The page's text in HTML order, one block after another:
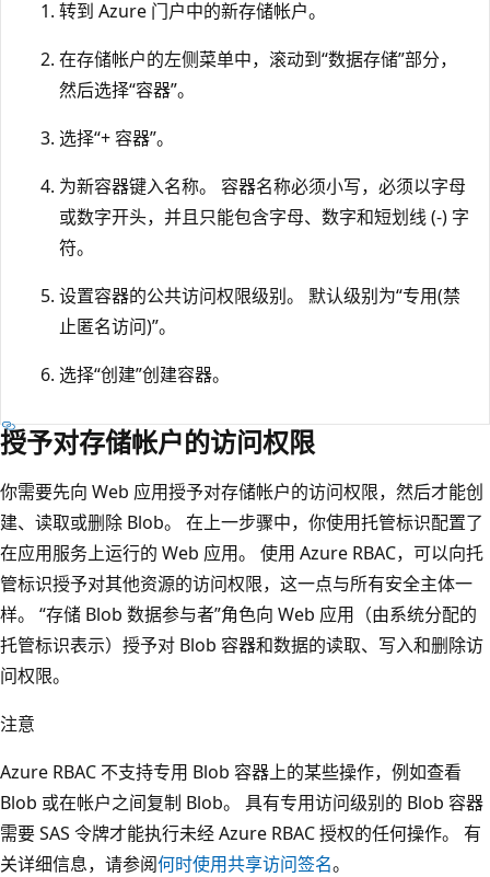
转到 Azure 门户中的新存储帐户。
在存储帐户的左侧菜单中，滚动到“数据存储”部分，
然后选择“容器”。
选择“+ 容器”。
为新容器键入名称。 容器名称必须小写，必须以字母
或数字开头，并且只能包含字母、数字和短划线 (-) 字
符。
设置容器的公共访问权限级别。 默认级别为“专用(禁
止匿名访问)”。
选择“创建”创建容器。
授予对存储帐户的访问权限
你需要先向 Web 应用授予对存储帐户的访问权限，然后才能创
建、读取或删除 Blob。 在上一步骤中，你使用托管标识配置了
在应用服务上运行的 Web 应用。 使用 Azure RBAC，可以向托
管标识授予对其他资源的访问权限，这一点与所有安全主体一
样。 “存储 Blob 数据参与者”角色向 Web 应用（由系统分配的
托管标识表示）授予对 Blob 容器和数据的读取、写入和删除访
问权限。
注意
Azure RBAC 不支持专用 Blob 容器上的某些操作，例如查看
Blob 或在帐户之间复制 Blob。 具有专用访问级别的 Blob 容器
需要 SAS 令牌才能执行未经 Azure RBAC 授权的任何操作。 有
关详细信息，请参阅何时使用共享访问签名。